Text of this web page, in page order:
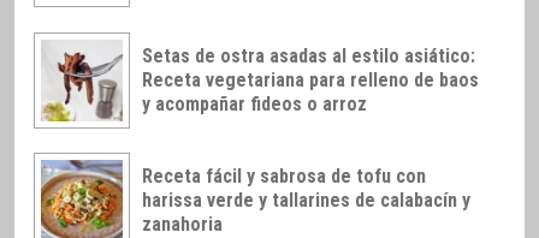
Setas de ostra asadas al estilo asiático:
Receta vegetariana para relleno de baos
y acompañar fideos o arroz
Receta fácil y sabrosa de tofu con
harissa verde y tallarines de calabacín y
zanahoria